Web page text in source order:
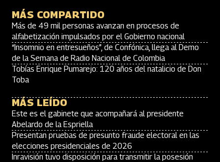
MÁS COMPARTIDO
Más de 49 mil personas avanzan en procesos de
alfabetización impulsados por el Gobierno nacional
“Insomnio en entresueños”, de Confónica, llega al Demo
de la Semana de Radio Nacional de Colombia
Tobías Enrique Pumarejo: 120 años del natalicio de Don
Toba
MÁS LEÍDO
Este es el gabinete que acompañará al presidente
Abelardo de la Espriella
Presentan pruebas de presunto fraude electoral en las
elecciones presidenciales de 2026
Inravisión tuvo disposición para transmitir la posesión